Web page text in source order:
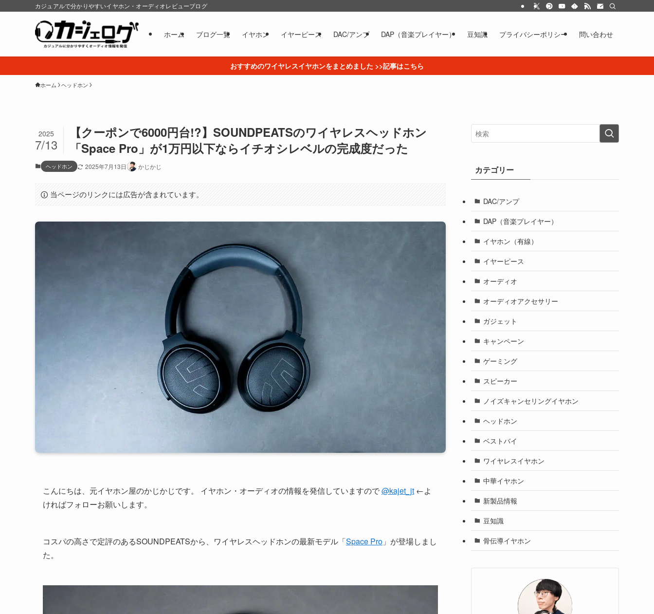
カジュアルで分かりやすいイヤホン・オーディオレビューブログ
ホーム ブログ一覧 イヤホン イヤーピース DAC/アンプ DAP（音楽プレイヤー） 豆知識 プライバシーポリシー 問い合わせ
おすすめのワイヤレスイヤホンをまとめました >>記事はこちら
ホーム ヘッドホン
【クーポンで6000円台!?】SOUNDPEATSのワイヤレスヘッドホン
「Space Pro」が1万円以下ならイチオシレベルの完成度だった
2025
7/13
ヘッドホン 2025年7月13日 かじかじ
当ページのリンクには広告が含まれています。
こんにちは、元イヤホン屋のかじかじです。 イヤホン・オーディオの情報を発信していますので@kajet_jt ←よ
ければフォローお願いします。
コスパの高さで定評のあるSOUNDPEATSから、ワイヤレスヘッドホンの最新モデル「Space Pro 」が登場しまし
た。
カテゴリー
DAC/アンプ
DAP（音楽プレイヤー）
イヤホン（有線）
イヤーピース
オーディオ
オーディオアクセサリー
ガジェット
キャンペーン
ゲーミング
スピーカー
ノイズキャンセリングイヤホン
ヘッドホン
ベストバイ
ワイヤレスイヤホン
中華イヤホン
新製品情報
豆知識
骨伝導イヤホン